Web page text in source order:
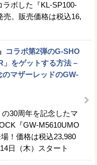
ラボした『KL-SP100-
売。販売価格は税込16,
コラボ第2弾のG-SHO
」をゲットする方法 –
のマザーレッドのGW-
30周年を記念したマ
『GW-M5610UMO
！価格は税込23,980
日（木）スタート